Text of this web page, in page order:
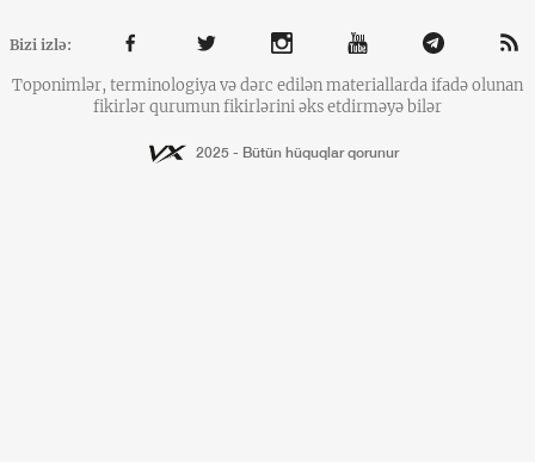
Bizi izlə:
Toponimlər, terminologiya və dərc edilən materiallarda ifadə olunan
fikirlər qurumun fikirlərini əks etdirməyə bilər
2025 - Bütün hüquqlar qorunur